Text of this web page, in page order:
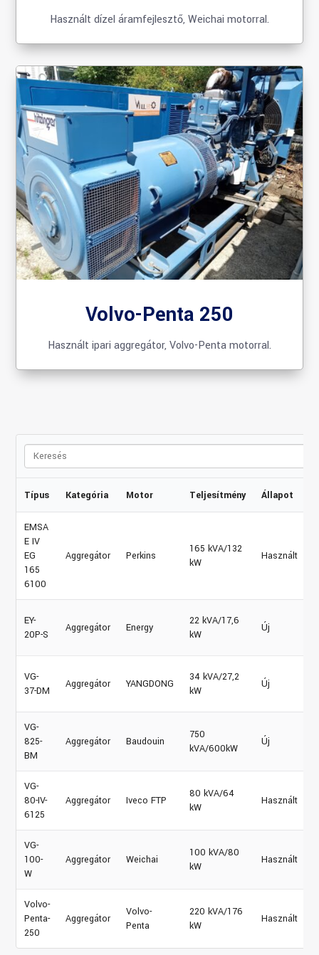
Használt dízel áramfejlesztő, Weichai motorral.
Volvo-Penta 250
Használt ipari aggregátor, Volvo-Penta motorral.
Típus Kategória Motor Teljesítmény Állapot
EMSA
E IV
EG
165
6100
Aggregátor Perkins
165 kVA/132
kW
Használt
EY-
20P-S
Aggregátor Energy
22 kVA/17,6
kW
Új
VG-
37-DM
Aggregátor YANGDONG
34 kVA/27,2
kW
Új
VG-
825-
BM
Aggregátor Baudouin
750
kVA/600kW
Új
VG-
80-IV-
6125
Aggregátor Iveco FTP
80 kVA/64
kW
Használt
VG-
100-
W
Aggregátor Weichai
100 kVA/80
kW
Használt
Volvo-
Penta-
250
Aggregátor
Volvo-
Penta
220 kVA/176
kW
Használt